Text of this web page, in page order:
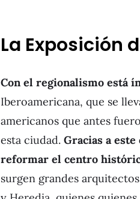
La Exposición
Con el regionalismo está
Iberoamericana, que se
americanos que antes
esta ciudad. Gracias a
reformar el centro
surgen grandes